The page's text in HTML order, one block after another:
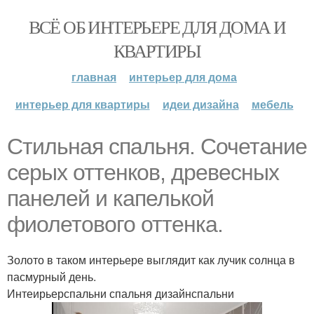
ВСЁ ОБ ИНТЕРЬЕРЕ ДЛЯ ДОМА И
КВАРТИРЫ
главная
интерьер для дома
интерьер для квартиры
идеи дизайна мебель
Стильная спальня. Сочетание
серых оттенков, древесных
панелей и капелькой
фиолетового оттенка.
Золото в таком интерьере выглядит как лучик солнца в
пасмурный день.
Интеирьерспальни спальня дизайнспальни